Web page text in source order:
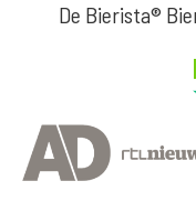
De Bierista®